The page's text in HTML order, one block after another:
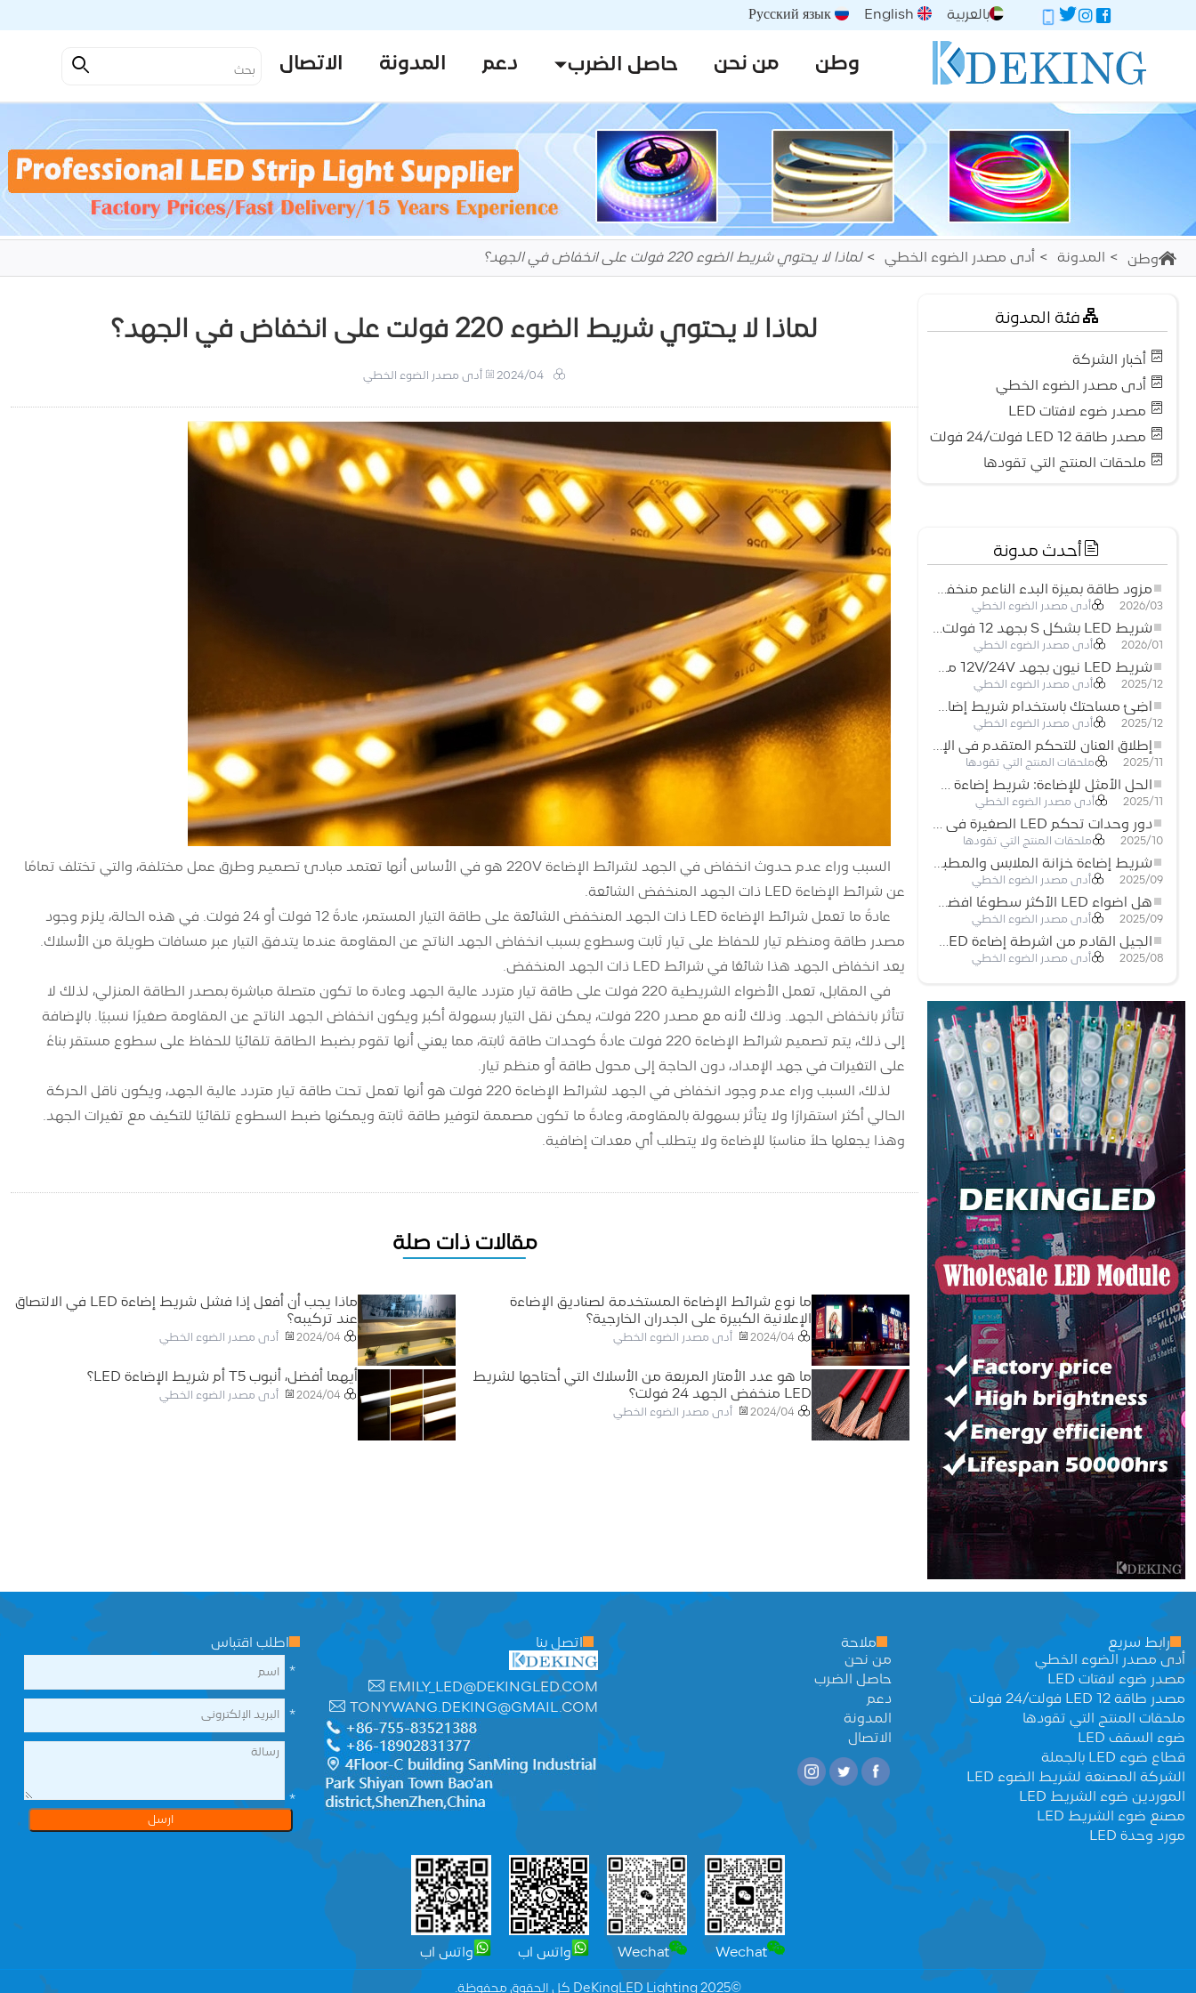
بالعربية English
Русский язык
وطن من نحن حاصل الضرب دعم المدونة الاتصال
وطن المدونة أدى مصدر الضوء الخطي لماذا لا يحتوي شريط الضوء 220 فولت على انخفاض في الجهد؟
فئة المدونة
أخبار الشركة
أدى مصدر الضوء الخطي
مصدر ضوء لافتات LED
مصدر طاقة LED 12 فولت/24 فولت
ملحقات المنتج التي تقودها
أحدث مدونة
مزود طاقة بميزة البدء الناعم منخفض الجهد لأنظمة إضاءة LED
2026/03 أدى مصدر الضوء الخطي
شريط LED بشكل S بجهد 12 فولت: حل إضاءة مرن وفعال للتصميمات الحديثة
2026/01 أدى مصدر الضوء الخطي
شريط LED نيون بجهد 12V/24V مع إمكانية القص كل 3 مصابيح: حل إضاءة نيون عصري لكل المساحات
2025/12 أدى مصدر الضوء الخطي
أضِئ مساحتك باستخدام شريط إضاءة LED نيون مرن منخفض الجهد
2025/12 أدى مصدر الضوء الخطي
إطلاق العنان للتحكم المتقدم في الإضاءة: المزايا الرئيسية لجهاز التحكم RGBW 5–24 فولت
2025/11 ملحقات المنتج التي تقودها
الحل الأمثل للإضاءة: شريط إضاءة LED مرن عالي الكثافة COB FOB للإضاءة الحديثة
2025/11 أدى مصدر الضوء الخطي
دور وحدات تحكم LED الصغيرة في مشاريع إضاءة شريط LED
2025/10 ملحقات المنتج التي تقودها
شريط إضاءة خزانة الملابس والمطبخ: شريط COB LED اللمسي الذي يعيد تعريف الإضاءة المنزلية والتجارية
2025/09 أدى مصدر الضوء الخطي
هل أضواء LED الأكثر سطوعًا أفضل؟
2025/09 أدى مصدر الضوء الخطي
الجيل القادم من أشرطة إضاءة LED: قابلة للقطع بحرية لإمكانيات غير محدودة
2025/08 أدى مصدر الضوء الخطي
لماذا لا يحتوي شريط الضوء 220 فولت على انخفاض في الجهد؟
2024/04 أدى مصدر الضوء الخطي
السبب وراء عدم حدوث انخفاض في الجهد لشرائط الإضاءة 220V هو في الأساس أنها تعتمد مبادئ تصميم وطرق عمل مختلفة، والتي تختلف تمامًا
عن شرائط الإضاءة LED ذات الجهد المنخفض الشائعة.
عادةً ما تعمل شرائط الإضاءة LED ذات الجهد المنخفض الشائعة على طاقة التيار المستمر، عادةً 12 فولت أو 24 فولت. في هذه الحالة، يلزم وجود
مصدر طاقة ومنظم تيار للحفاظ على تيار ثابت وسطوع بسبب انخفاض الجهد الناتج عن المقاومة عندما يتدفق التيار عبر مسافات طويلة من الأسلاك.
يعد انخفاض الجهد هذا شائعًا في شرائط LED ذات الجهد المنخفض.
في المقابل، تعمل الأضواء الشريطية 220 فولت على طاقة تيار متردد عالية الجهد وعادة ما تكون متصلة مباشرة بمصدر الطاقة المنزلي، لذلك لا
تتأثر بانخفاض الجهد. وذلك لأنه مع مصدر 220 فولت، يمكن نقل التيار بسهولة أكبر ويكون انخفاض الجهد الناتج عن المقاومة صغيرًا نسبيًا. بالإضافة
إلى ذلك، يتم تصميم شرائط الإضاءة 220 فولت عادةً كوحدات طاقة ثابتة، مما يعني أنها تقوم بضبط الطاقة تلقائيًا للحفاظ على سطوع مستقر بناءً
على التغيرات في جهد الإمداد، دون الحاجة إلى محول طاقة أو منظم تيار.
لذلك، السبب وراء عدم وجود انخفاض في الجهد لشرائط الإضاءة 220 فولت هو أنها تعمل تحت طاقة تيار متردد عالية الجهد، ويكون ناقل الحركة
الحالي أكثر استقرارًا ولا يتأثر بسهولة بالمقاومة، وعادةً ما تكون مصممة لتوفير طاقة ثابتة ويمكنها ضبط السطوع تلقائيًا للتكيف مع تغيرات الجهد.
وهذا يجعلها حلاً مناسبًا للإضاءة ولا يتطلب أي معدات إضافية.
مقالات ذات صلة
ما نوع شرائط الإضاءة المستخدمة لصناديق الإضاءة
الإعلانية الكبيرة على الجدران الخارجية؟
2024/04 أدى مصدر الضوء الخطي
ماذا يجب أن أفعل إذا فشل شريط إضاءة LED في الالتصاق
عند تركيبه؟
2024/04 أدى مصدر الضوء الخطي
ما هو عدد الأمتار المربعة من الأسلاك التي أحتاجها لشريط
LED منخفض الجهد 24 فولت؟
2024/04 أدى مصدر الضوء الخطي
أيهما أفضل، أنبوب T5 أم شريط الإضاءة LED؟
2024/04 أدى مصدر الضوء الخطي
رابط سريع
أدى مصدر الضوء الخطي
مصدر ضوء لافتات LED
مصدر طاقة LED 12 فولت/24 فولت
ملحقات المنتج التي تقودها
ضوء السقف LED
قطاع ضوء LED بالجملة
الشركة المصنعة لشريط الضوء LED
الموردين ضوء الشريط LED
مصنع ضوء الشريط LED
مورد وحدة LED
ملاحة
من نحن
حاصل الضرب
دعم
المدونة
الاتصال
اتصل بنا
EMILY_LED@DEKINGLED.COM
TONYWANG.DEKING@GMAIL.COM
اطلب اقتباس
*
*
*
ارسل
Wechat
Wechat واتس اب واتس اب
©2025 DeKingLED Lighting كل الحقوق محفوظة.